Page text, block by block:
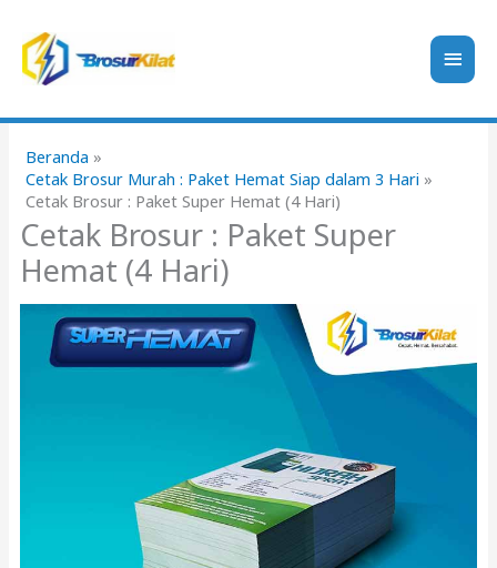
konten
Beranda
Cetak Brosur Murah : Paket Hemat Siap dalam 3 Hari
Cetak Brosur : Paket Super Hemat (4 Hari)
Cetak Brosur : Paket Super
Hemat (4 Hari)